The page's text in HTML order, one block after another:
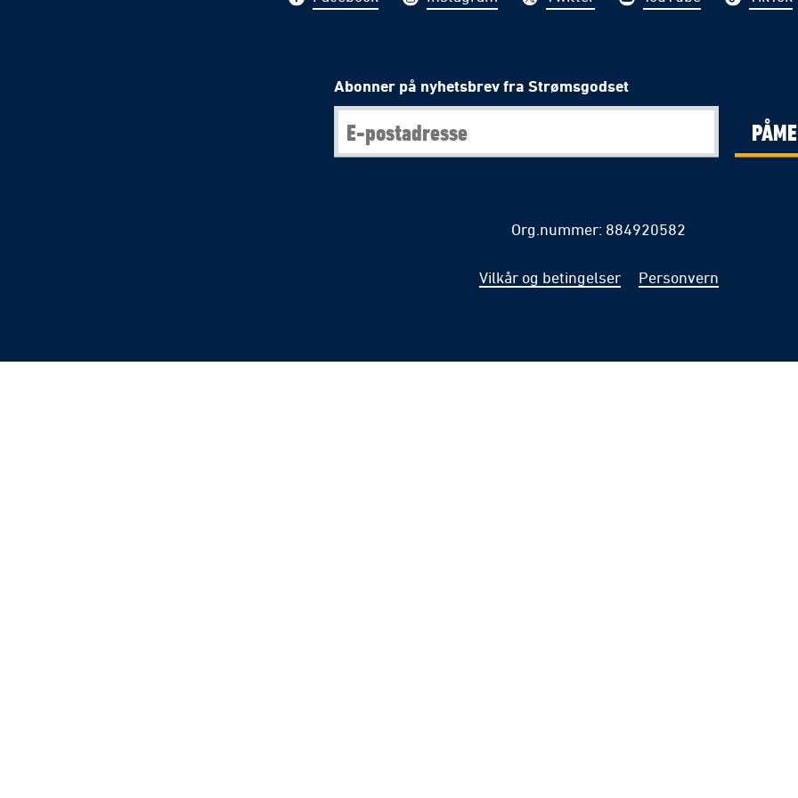
Abonner på nyhetsbrev fra Strømsgodset
Org.nummer: 884920582
Vilkår og betingelser Personvern